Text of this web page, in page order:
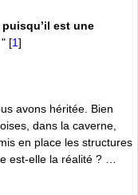
est une
[1]
avons héritée. Bien
dans la caverne,
en place les structures
est-elle la réalité ? …